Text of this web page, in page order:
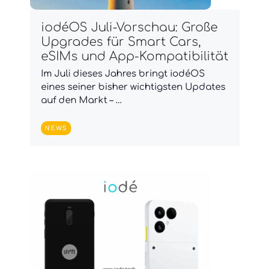
iodéOS Juli-Vorschau: Große
Upgrades für Smart Cars,
eSIMs und App-Kompatibilität
Im Juli dieses Jahres bringt iodéOS
eines seiner bisher wichtigsten Updates
auf den Markt – …
NEWS